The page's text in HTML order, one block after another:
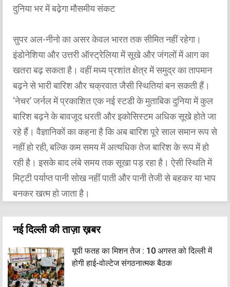
दुनिया भर में बढ़ेगा मौसमीय संकट
सुपर अल-नीनो का असर केवल भारत तक सीमित नहीं रहेगा।
इंडोनेशिया और उत्तरी ऑस्ट्रेलिया में सूखे और जंगलों में आग का
खतरा बढ़ सकता है। वहीं मध्य प्रशांत क्षेत्र में समुद्र का तापमान
बढ़ने से भारी बारिश और चक्रवात जैसी स्थितियां बन सकती हैं।
‘नेचर’ जर्नल में प्रकाशित एक नई स्टडी के मुताबिक दुनिया में कुल
बारिश बढ़ने के बावजूद धरती और इकोसिस्टम अधिक सूखे होते जा
रहे हैं। वैज्ञानिकों का कहना है कि अब बारिश पूरे साल समान रूप से
नहीं हो रही, बल्कि कम समय में अत्यधिक तेज बारिश के रूप में हो
रही है। इसके बाद लंबे समय तक सूखा पड़ रहा है। ऐसी स्थिति में
मिट्टी पर्याप्त पानी सोख नहीं पाती और पानी तेजी से बहकर या भाप
बनकर खत्म हो जाता है।
नई दिल्ली की ताज़ा ख़बर
यूपी फतह का मिशन तेज : 10 अगस्त को दिल्ली में
होगी हाई-वोल्टेज संगठनात्मक बैठक